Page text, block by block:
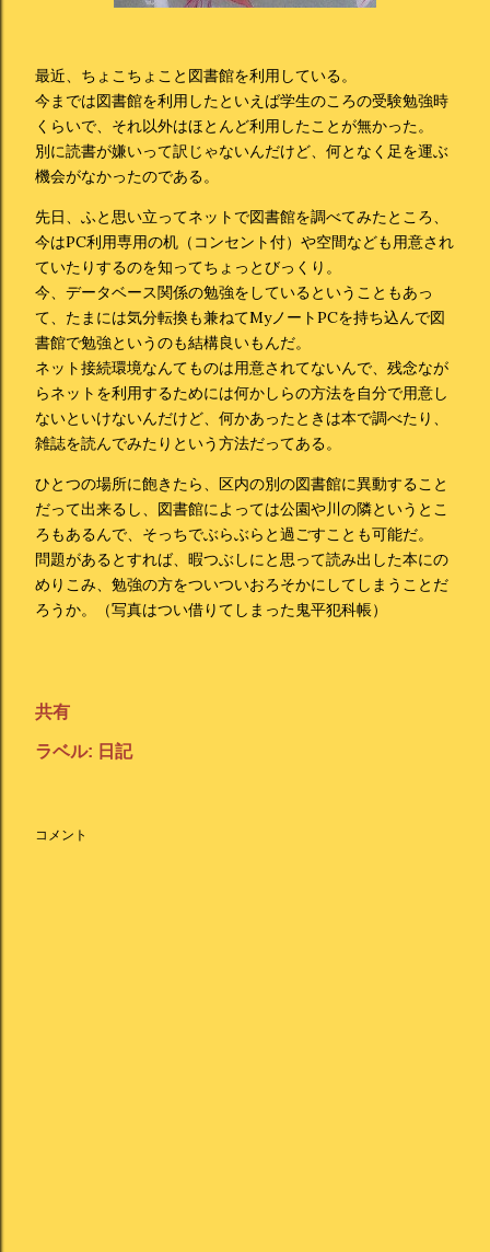
最近、ちょこちょこと図書館を利用している。
今までは図書館を利用したといえば学生のころの受験勉強時
くらいで、それ以外はほとんど利用したことが無かった。
別に読書が嫌いって訳じゃないんだけど、何となく足を運ぶ
機会がなかったのである。
先日、ふと思い立ってネットで図書館を調べてみたところ、
今はPC利用専用の机（コンセント付）や空間なども用意され
ていたりするのを知ってちょっとびっくり。
今、データベース関係の勉強をしているということもあっ
て、たまには気分転換も兼ねてMyノートPCを持ち込んで図
書館で勉強というのも結構良いもんだ。
ネット接続環境なんてものは用意されてないんで、残念なが
らネットを利用するためには何かしらの方法を自分で用意し
ないといけないんだけど、何かあったときは本で調べたり、
雑誌を読んでみたりという方法だってある。
ひとつの場所に飽きたら、区内の別の図書館に異動すること
だって出来るし、図書館によっては公園や川の隣というとこ
ろもあるんで、そっちでぶらぶらと過ごすことも可能だ。
問題があるとすれば、暇つぶしにと思って読み出した本にの
めりこみ、勉強の方をついついおろそかにしてしまうことだ
ろうか。（写真はつい借りてしまった鬼平犯科帳）
共有
ラベル: 日記
コメント